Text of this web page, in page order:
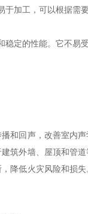
加工，可以根据需
定的性能。它不易
和回声，改善室内
筑外墙、屋顶和管
降低火灾风险和损